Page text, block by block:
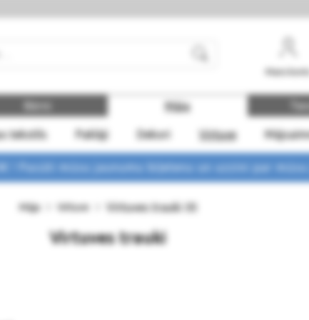
Mans konts
Māja
tekstils Paklāji Dekori Virtuve
! Pasūti mūsu jaunumu biļetenu un uzzini par
Māja Virtuve Virtuves trauki
Virtuves trauki